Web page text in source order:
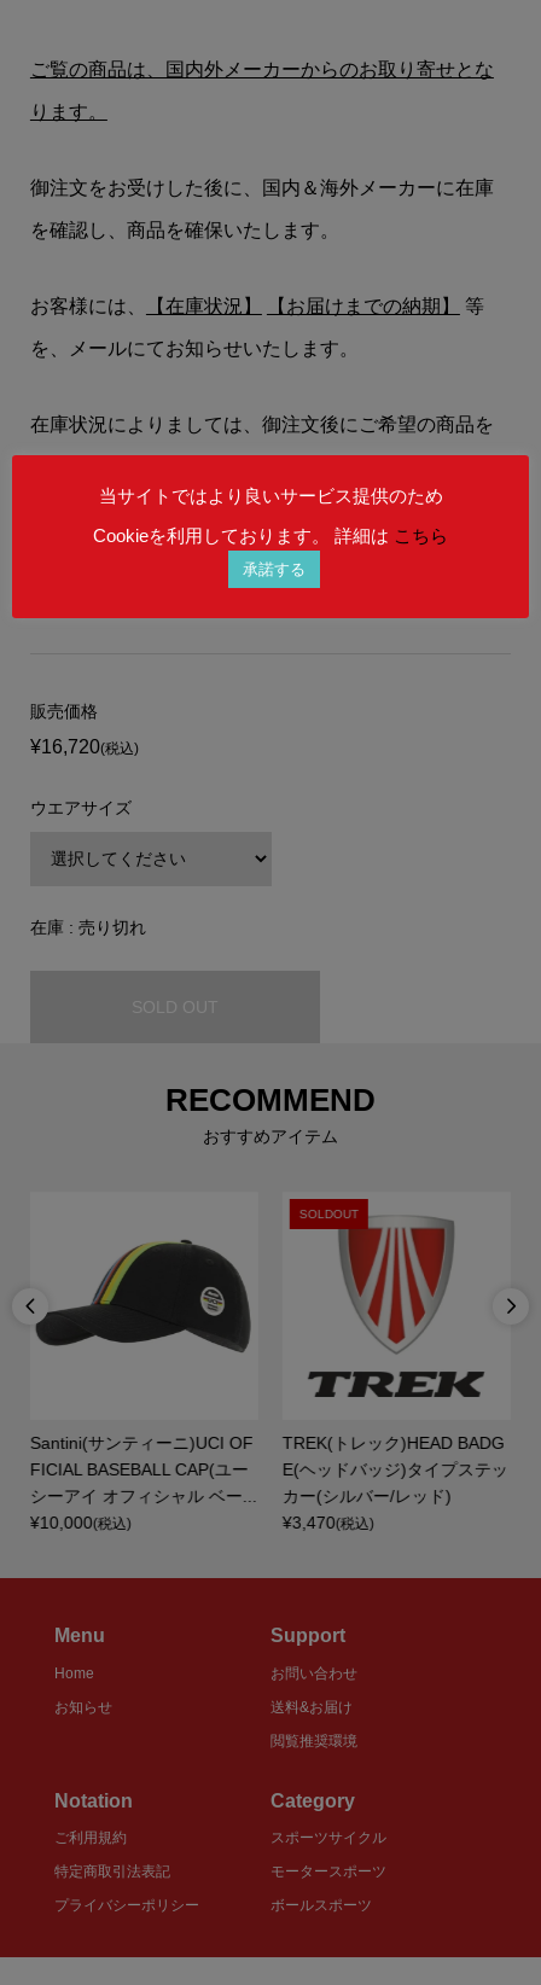
ご覧の商品は、国内外メーカーからのお取り寄せとな
ります。
御注文をお受けした後に、国内＆海外メーカーに在庫
を確認し、商品を確保いたします。
お客様には、 【在庫状況】 【お届けまでの納期】 等
を、メールにてお知らせいたします。
在庫状況によりましては、御注文後にご希望の商品を
予めご理解を賜りますよう、何卒宜しくお願い申し上
販売価格
¥16,720(税込)
ウエアサイズ
在庫 : 売り切れ
SOLD OUT
RECOMMEND
おすすめアイテム

Santini(サンティーニ)UCI OF
FICIAL BASEBALL CAP(ユー
シーアイ オフィシャル ベー...
¥10,000(税込)
SOLDOUT
TREK(トレック)HEAD BADG
E(ヘッドバッジ)タイプステッ
カー(シルバー/レッド)
¥3,470(税込)

Menu
Home
お知らせ
Support
お問い合わせ
送料&お届け
閲覧推奨環境
Notation
ご利用規約
特定商取引法表記
プライバシーポリシー
Category
スポーツサイクル
モータースポーツ
ボールスポーツ
当サイトではより良いサービス提供のため
Cookieを利用しております。 詳細は こちら
承諾する